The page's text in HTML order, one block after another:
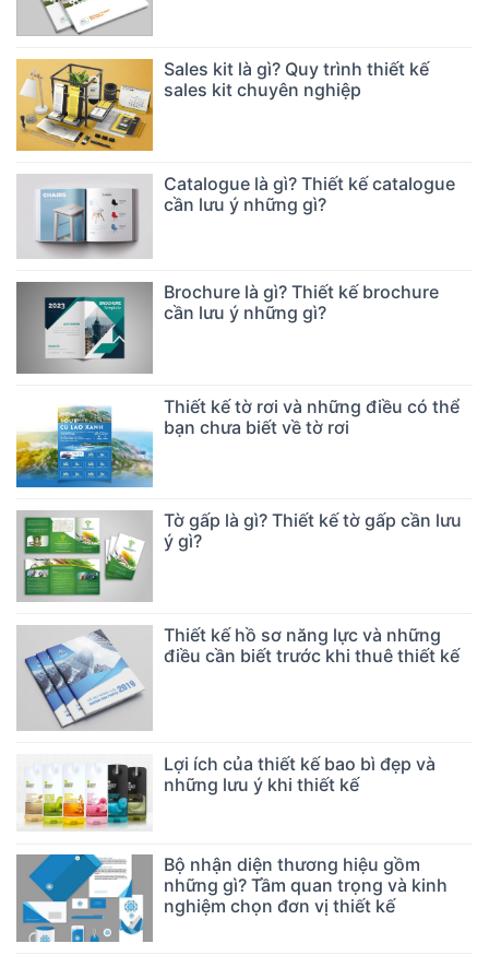
Sales kit là gì? Quy trình thiết kế
sales kit chuyên nghiệp
Catalogue là gì? Thiết kế catalogue
cần lưu ý những gì?
Brochure là gì? Thiết kế brochure
cần lưu ý những gì?
Thiết kế tờ rơi và những điều có thể
bạn chưa biết về tờ rơi
Tờ gấp là gì? Thiết kế tờ gấp cần lưu
ý gì?
Thiết kế hồ sơ năng lực và những
điều cần biết trước khi thuê thiết kế
Lợi ích của thiết kế bao bì đẹp và
những lưu ý khi thiết kế
Bộ nhận diện thương hiệu gồm
những gì? Tầm quan trọng và kinh
nghiệm chọn đơn vị thiết kế